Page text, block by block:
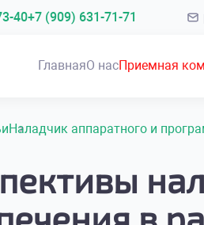
40+7 (909) 631-71-71
ГлавнаяО насПриемная
Наладчик аппаратного и